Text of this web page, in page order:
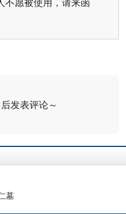
后发表评论～
墓